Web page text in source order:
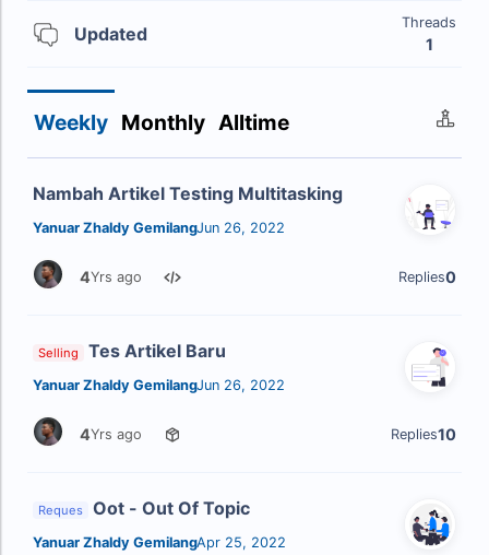
Updated
Threads
1
Weekly Monthly Alltime
Nambah Artikel Testing Multitasking
Yanuar Zhaldy GemilangJun 26, 2022
0
Replies
4Yrs ago
Selling Tes Artikel Baru
Yanuar Zhaldy GemilangJun 26, 2022
10
Replies
4Yrs ago
Reques Oot - Out Of Topic
Yanuar Zhaldy GemilangApr 25, 2022